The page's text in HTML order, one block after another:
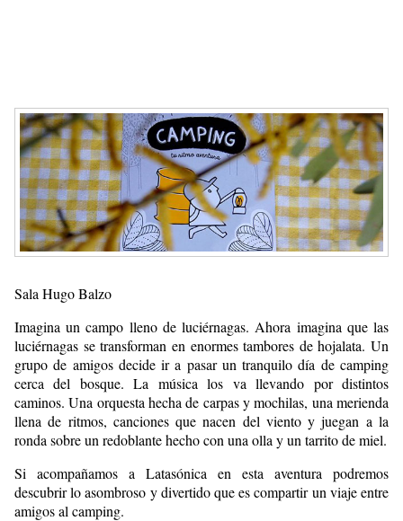
Sala Hugo Balzo
Imagina un campo lleno de luciérnagas. Ahora imagina que las
luciérnagas se transforman en enormes tambores de hojalata. Un
grupo de amigos decide ir a pasar un tranquilo día de camping
cerca del bosque. La música los va llevando por distintos
caminos. Una orquesta hecha de carpas y mochilas, una merienda
llena de ritmos, canciones que nacen del viento y juegan a la
ronda sobre un redoblante hecho con una olla y un tarrito de miel.
Si acompañamos a Latasónica en esta aventura podremos
descubrir lo asombroso y divertido que es compartir un viaje entre
amigos al camping.